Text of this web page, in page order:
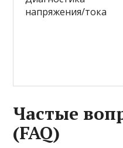
напряжения/тока
Частые
(FAQ)